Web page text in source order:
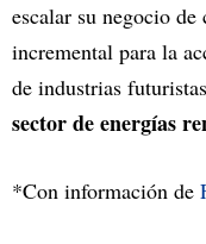
escalar su negocio
incremental para la
de industrias
sector de energías
*Con información de